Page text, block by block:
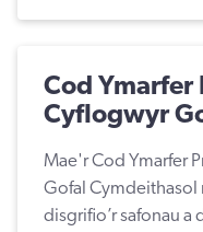
Cod Ymarfer
Cyflogwyr
Mae'r Cod Ymarfer
Gofal Cymdeithasol
disgrifio’r safonau